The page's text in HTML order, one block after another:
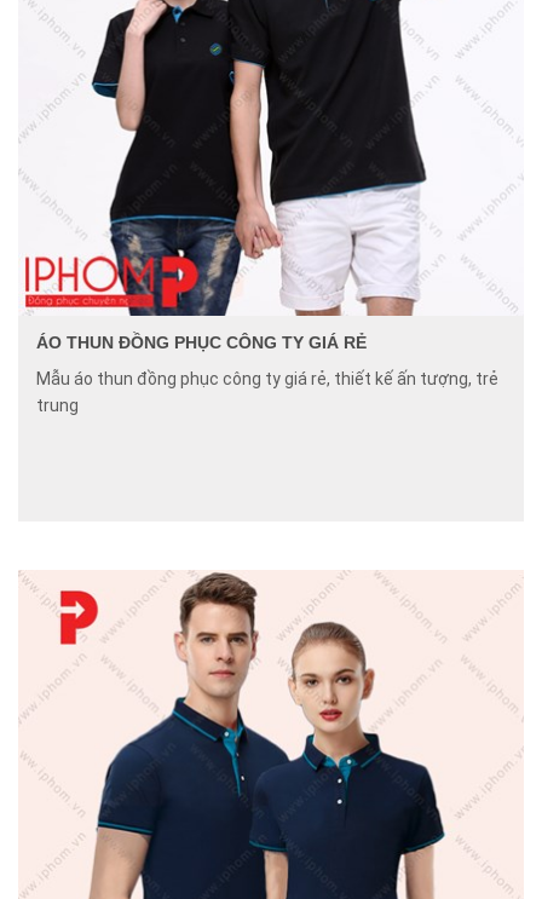
ÁO THUN ĐỒNG PHỤC CÔNG TY GIÁ RẺ
Mẫu áo thun đồng phục công ty giá rẻ, thiết kế ấn tượng, trẻ
trung